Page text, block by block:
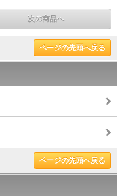
次の商品へ
ページの先頭へ戻る
ページの先頭へ戻る